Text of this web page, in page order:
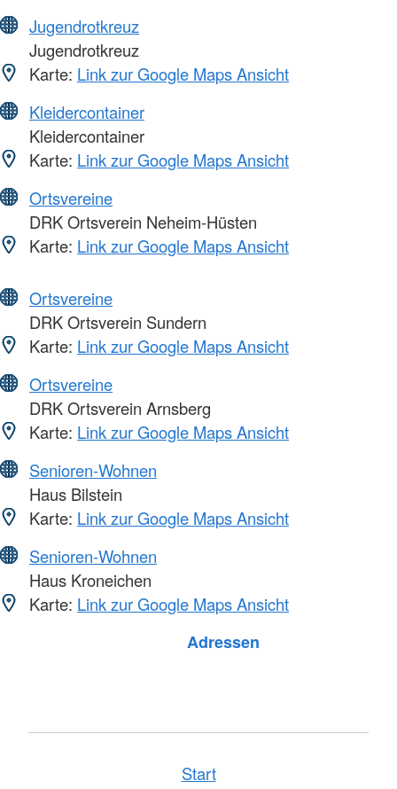
Jugendrotkreuz
Jugendrotkreuz
Karte: Link zur Google Maps Ansicht
Kleidercontainer
Kleidercontainer
Karte: Link zur Google Maps Ansicht
Ortsvereine
DRK Ortsverein Neheim-Hüsten
Karte: Link zur Google Maps Ansicht
Ortsvereine
DRK Ortsverein Sundern
Karte: Link zur Google Maps Ansicht
Ortsvereine
DRK Ortsverein Arnsberg
Karte: Link zur Google Maps Ansicht
Senioren-Wohnen
Haus Bilstein
Karte: Link zur Google Maps Ansicht
Senioren-Wohnen
Haus Kroneichen
Karte: Link zur Google Maps Ansicht
Adressen
Start